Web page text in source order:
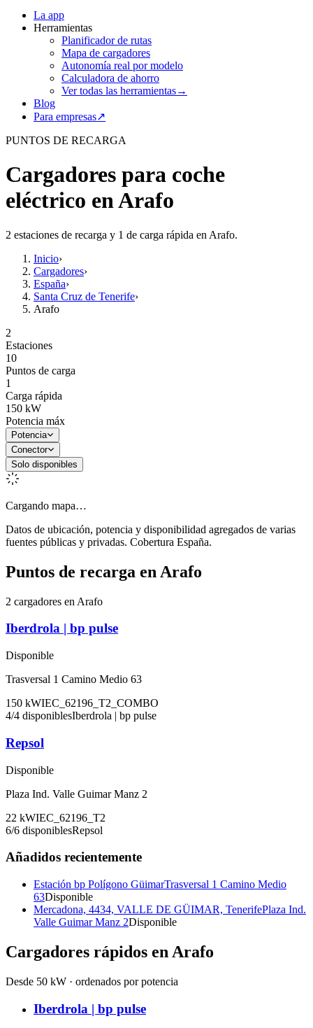
La app
Herramientas
Planificador de rutas
Mapa de cargadores
Autonomía real por modelo
Calculadora de ahorro
Ver todas las herramientas→
Blog
Para empresas↗
PUNTOS DE RECARGA
Cargadores para coche
eléctrico en Arafo
2 estaciones de recarga y 1 de carga rápida en Arafo.
Inicio›
Cargadores›
España›
Santa Cruz de Tenerife›
Arafo
2
Estaciones
10
Puntos de carga
1
Carga rápida
150 kW
Potencia máx
Potencia
Conector
Solo disponibles
Cargando mapa…
Datos de ubicación, potencia y disponibilidad agregados de varias
fuentes públicas y privadas. Cobertura España.
Puntos de recarga en Arafo
2 cargadores en Arafo
Iberdrola | bp pulse
Disponible
Trasversal 1 Camino Medio 63
150 kWIEC_62196_T2_COMBO
4/4 disponiblesIberdrola | bp pulse
Repsol
Disponible
Plaza Ind. Valle Guimar Manz 2
22 kWIEC_62196_T2
6/6 disponiblesRepsol
Añadidos recientemente
Estación bp Polígono GüimarTrasversal 1 Camino Medio
63Disponible
Mercadona, 4434, VALLE DE GÜIMAR, TenerifePlaza Ind.
Valle Guimar Manz 2Disponible
Cargadores rápidos en Arafo
Desde 50 kW · ordenados por potencia
Iberdrola | bp pulse